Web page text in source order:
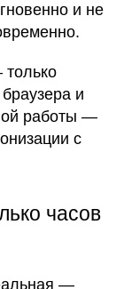
и не
и
работы —
с
часов
—